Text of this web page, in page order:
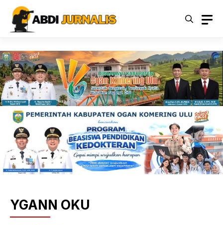
Langsung
YGANN OKU